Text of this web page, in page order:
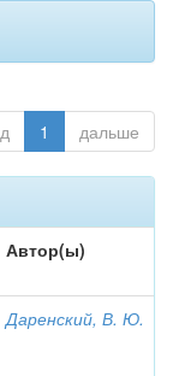
1 дальше
Автор(ы)
Даренский, В. Ю.